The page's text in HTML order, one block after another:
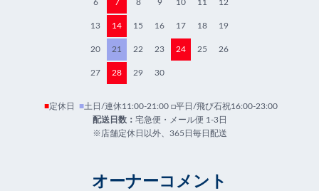
6 7 8 9 10 11 12
13 14 15 16 17 18 19
20 21 22 23 24 25 26
27 28 29 30
■定休日 ■土日/連休11:00-21:00 □平日/飛び石祝16:00-23:00
配送日数： 宅急便・メール便 1-3日
※店舗定休日以外、365日毎日配送
オーナーコメント